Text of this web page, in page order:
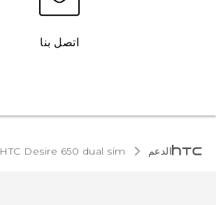
اتصل بنا
الدعم HTC Desire 650 dual sim‎